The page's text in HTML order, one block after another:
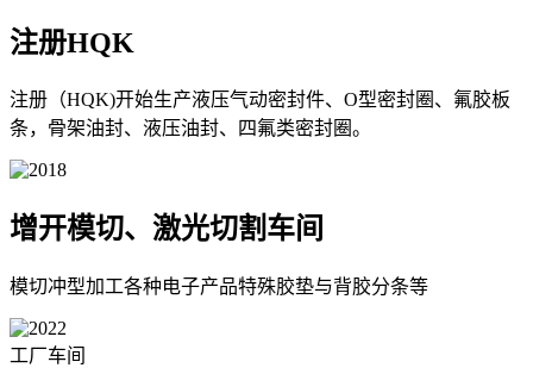
注册HQK
注册（HQK)开始生产液压气动密封件、O型密封圈、氟胶板
条，骨架油封、液压油封、四氟类密封圈。
增开模切、激光切割车间
模切冲型加工各种电子产品特殊胶垫与背胶分条等
工厂车间